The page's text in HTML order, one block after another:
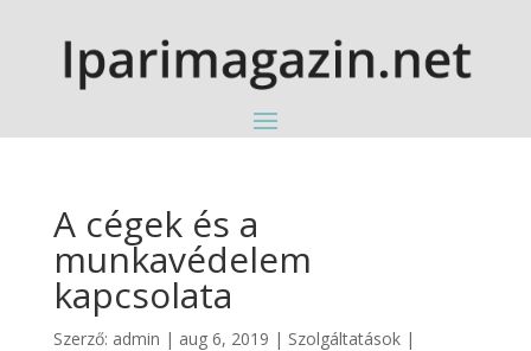
A cégek és a
munkavédelem
kapcsolata
Szerző: admin | aug 6, 2019 | Szolgáltatások|